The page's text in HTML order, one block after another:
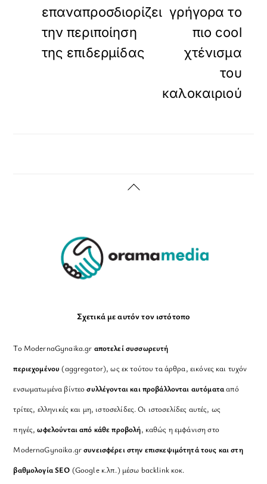
επαναπροσδιορίζει
την περιποίηση
της επιδερμίδας
γρήγορα το
πιο cool
χτένισμα
του
καλοκαιριού
Back
Σχετικά με αυτόν τον ιστότοπο
Το ModernaGynaika.gr αποτελεί συσσωρευτή
περιεχομένου (aggregator), ως εκ τούτου τα άρθρα, εικόνες και τυχόν
ενσωματωμένα βίντεοσυλλέγονται και προβάλλονται αυτόματααπό
τρίτες, ελληνικές και μη, ιστοσελίδες. Οι ιστοσελίδες αυτές, ως
πηγές,ωφελούνται από κάθε προβολή, καθώς η εμφάνιση στο
ModernaGynaika.grσυνεισφέρει στην επισκεψιμότητά τους και στη
βαθμολογία SEO (Google κ.λπ.) μέσω backlink κοκ.